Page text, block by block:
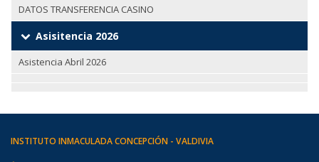
DATOS TRANSFERENCIA CASINO
Asisitencia 2026
Asistencia Abril 2026
INSTITUTO INMACULADA CONCEPCIÓN - VALDIVIA